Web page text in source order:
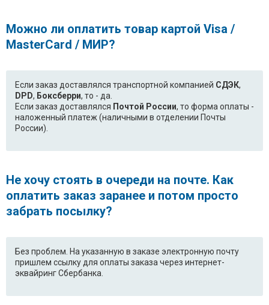
Можно ли оплатить товар картой Visa /
MasterCard / МИР?
Если заказ доставлялся транспортной компанией СДЭК,
DPD, Боксберри, то - да.
Если заказ доставлялся Почтой России, то форма оплаты -
наложенный платеж (наличными в отделении Почты
России).
Не хочу стоять в очереди на почте. Как
оплатить заказ заранее и потом просто
забрать посылку?
Без проблем. На указанную в заказе электронную почту
пришлем ссылку для оплаты заказа через интернет-
эквайринг Сбербанка.